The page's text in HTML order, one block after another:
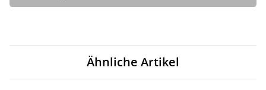
Ähnliche Artikel